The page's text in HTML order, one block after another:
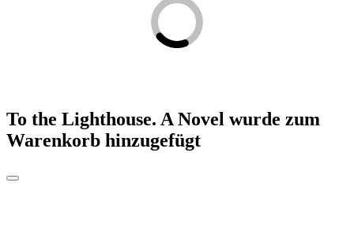
To the Lighthouse. A Novel wurde zum
Warenkorb hinzugefügt